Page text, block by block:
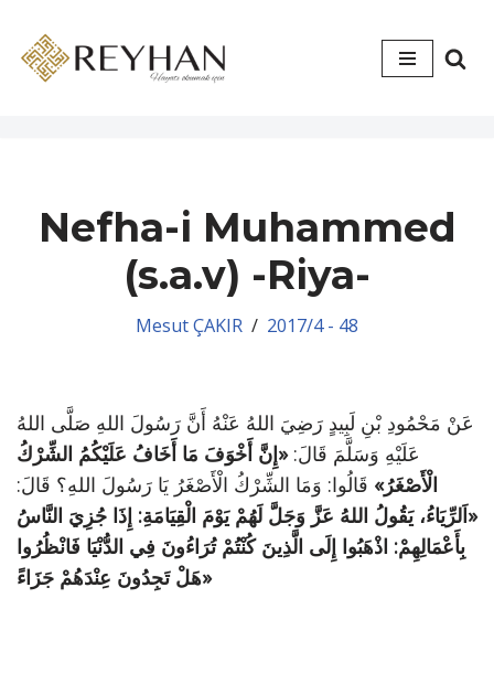
İçeriğe
Nefha-i Muhammed
(s.a.v) -Riya-
Mesut ÇAKIR 2017/4 - 48
عَنْ مَحْمُودِ بْنِ لَبِيدٍ رَضِيَ اللهُ عَنْهُ أَنَّ رَسُولَ اللهِ صَلَّى اللهُ
عَلَيْهِ وَسَلَّمَ قَالَ:«إِنَّ أَخْوَفَ مَا أَخَافُ عَلَيْكُمُ الشِّرْكُ
الْأَصْغَرُ» قَالُوا: وَمَا الشِّرْكُ الْأَصْغَرُ يَا رَسُولَ اللهِ؟ قَالَ:
«اَلرِّيَاءُ، يَقُولُ اللهُ عَزَّ وَجَلَّ لَهُمْ يَوْمَ الْقِيَامَةِ: إِذَا جُزِيَ النَّاسُ
بِأَعْمَالِهِمْ: اذْهَبُوا إِلَى الَّذِينَ كُنْتُمْ تُرَاءُونَ فِي الدُّنْيَا فَانْظُرُوا
هَلْ تَجِدُونَ عِنْدَهُمْ جَزَاءً»